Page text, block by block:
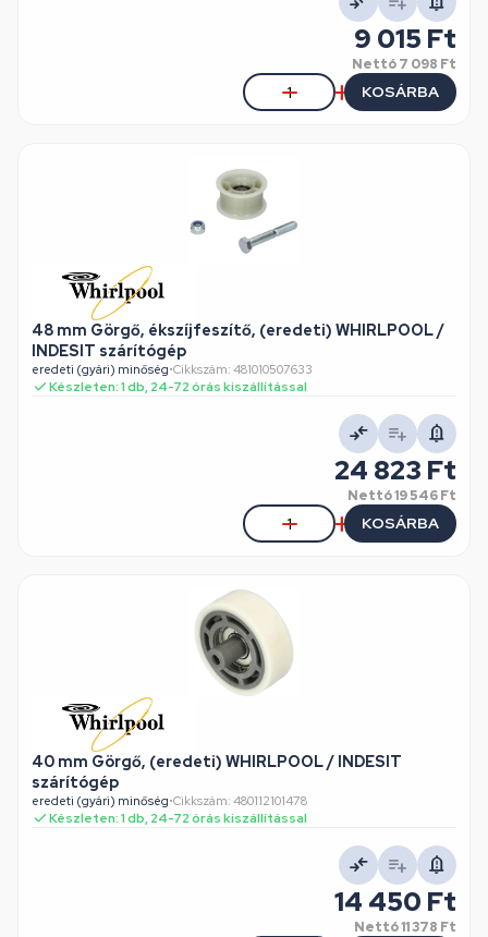
9 015 Ft
Nettó7 098 Ft
KOSÁRBA
48 mm Görgő, ékszíjfeszítő, (eredeti) WHIRLPOOL /
INDESIT szárítógép
eredeti (gyári) minőség•Cikkszám: 481010507633
Készleten: 1 db, 24-72 órás kiszállítással
24 823 Ft
Nettó19 546 Ft
KOSÁRBA
40 mm Görgő, (eredeti) WHIRLPOOL / INDESIT
szárítógép
eredeti (gyári) minőség•Cikkszám: 480112101478
Készleten: 1 db, 24-72 órás kiszállítással
14 450 Ft
Nettó11 378 Ft